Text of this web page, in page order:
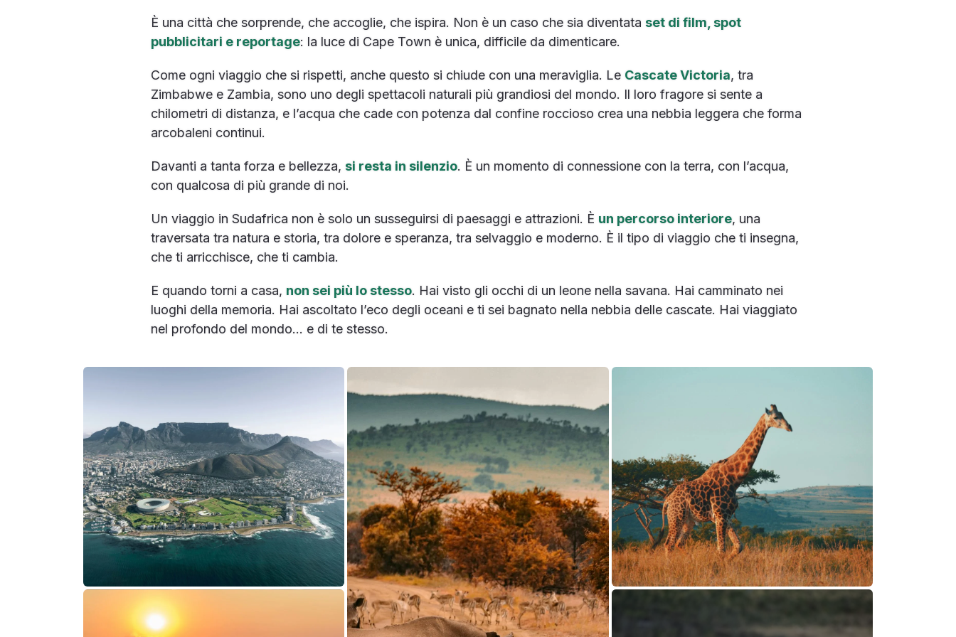
È una città che sorprende, che accoglie, che ispira. Non è un caso che sia diventata set di film, spot
pubblicitari e reportage: la luce di Cape Town è unica, difficile da dimenticare.
Come ogni viaggio che si rispetti, anche questo si chiude con una meraviglia. Le Cascate Victoria, tra
Zimbabwe e Zambia, sono uno degli spettacoli naturali più grandiosi del mondo. Il loro fragore si sente a
chilometri di distanza, e l’acqua che cade con potenza dal confine roccioso crea una nebbia leggera che forma
arcobaleni continui.
Davanti a tanta forza e bellezza, si resta in silenzio. È un momento di connessione con la terra, con l’acqua,
con qualcosa di più grande di noi.
Un viaggio in Sudafrica non è solo un susseguirsi di paesaggi e attrazioni. È un percorso interiore, una
traversata tra natura e storia, tra dolore e speranza, tra selvaggio e moderno. È il tipo di viaggio che ti insegna,
che ti arricchisce, che ti cambia.
E quando torni a casa, non sei più lo stesso. Hai visto gli occhi di un leone nella savana. Hai camminato nei
luoghi della memoria. Hai ascoltato l’eco degli oceani e ti sei bagnato nella nebbia delle cascate. Hai viaggiato
nel profondo del mondo… e di te stesso.